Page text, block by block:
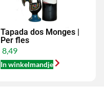
Tapada dos Monges |
Per fles
8,49
In winkelmandje